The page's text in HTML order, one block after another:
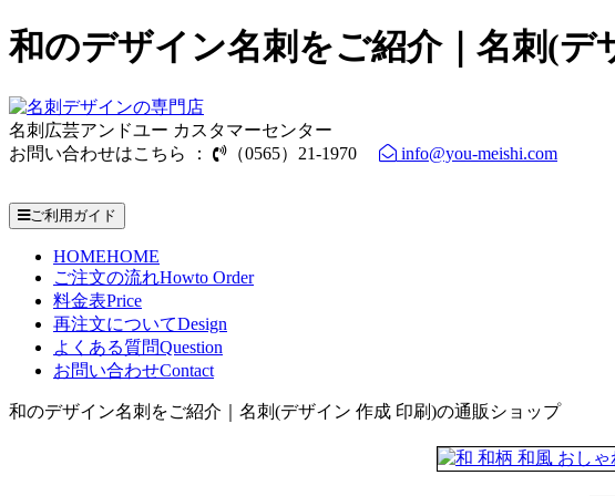
和のデザイン名刺をご紹介｜名刺(
名刺広芸アンドユー カスタマーセンター
お問い合わせはこちら ：
（0565）21-1970 info@you-meishi.com
ご利用ガイド
HOMEHOME
ご注文の流れHowto Order
料金表Price
再注文についてDesign
よくある質問Question
お問い合わせContact
和のデザイン名刺をご紹介｜名刺(デザイン 作成 印刷)の通販ショップ